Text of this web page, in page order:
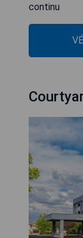
continu